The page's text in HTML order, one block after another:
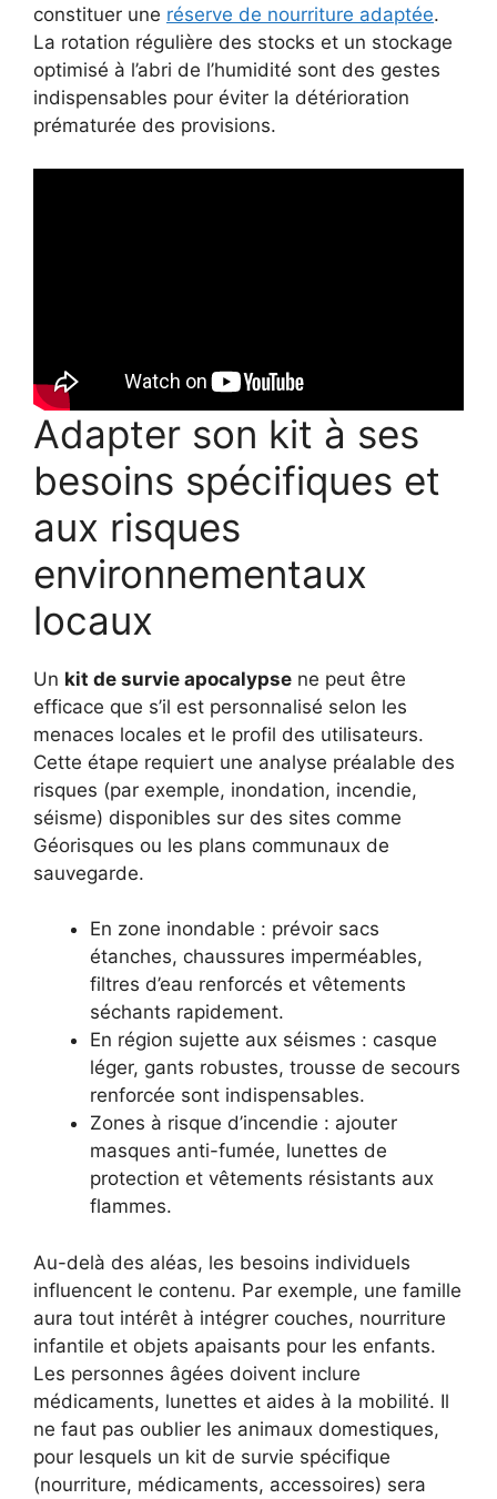
constituer une réserve de nourriture adaptée.
La rotation régulière des stocks et un stockage
optimisé à l’abri de l’humidité sont des gestes
indispensables pour éviter la détérioration
prématurée des provisions.
Adapter son kit à ses
besoins spécifiques et
aux risques
environnementaux
locaux
Un kit de survie apocalypse ne peut être
efficace que s’il est personnalisé selon les
menaces locales et le profil des utilisateurs.
Cette étape requiert une analyse préalable des
risques (par exemple, inondation, incendie,
séisme) disponibles sur des sites comme
Géorisques ou les plans communaux de
sauvegarde.
En zone inondable : prévoir sacs
étanches, chaussures imperméables,
filtres d’eau renforcés et vêtements
séchants rapidement.
En région sujette aux séismes : casque
léger, gants robustes, trousse de secours
renforcée sont indispensables.
Zones à risque d’incendie : ajouter
masques anti-fumée, lunettes de
protection et vêtements résistants aux
flammes.
Au-delà des aléas, les besoins individuels
influencent le contenu. Par exemple, une famille
aura tout intérêt à intégrer couches, nourriture
infantile et objets apaisants pour les enfants.
Les personnes âgées doivent inclure
médicaments, lunettes et aides à la mobilité. Il
ne faut pas oublier les animaux domestiques,
pour lesquels un kit de survie spécifique
(nourriture, médicaments, accessoires) sera